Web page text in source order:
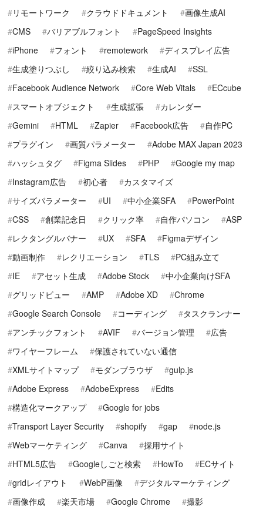
リモートワーク
クラウドドキュメント
画像生成AI
CMS
バリアブルフォント
PageSpeed Insights
iPhone
フォント remotework
ディスプレイ広告
生成塗りつぶし
絞り込み検索 生成AI
SSL
Facebook Audience Network
Core Web Vitals
ECcube
スマートオブジェクト
生成拡張
カレンダー
Gemini
HTML Zapier Facebook広告
自作PC
プラグイン
画質パラメーター
Adobe MAX Japan 2023
ハッシュタグ
Figma Slides PHP
Google my map
Instagram広告
初心者
カスタマイズ
サイズパラメーター
UI 中小企業SFA
PowerPoint
CSS
創業記念日 クリック率 自作パソコン
ASP
レクタングルバナー
UX SFA
Figmaデザイン
動画制作
レクリエーション TLS
PC組み立て
IE
アセット生成 Adobe Stock
中小企業向けSFA
グリッドビュー
AMP Adobe XD
Chrome
Google Search Console
コーディング
タスクランナー
アンチックフォント
AVIF バージョン管理
広告
ワイヤーフレーム
保護されていない通信
XMLサイトマップ
モダンブラウザ
gulp.js
Adobe Express
AdobeExpress
Edits
構造化マークアップ
Google for jobs
Transport Layer Security
shopify gap
node.js
Webマーケティング
Canva
採用サイト
HTML5広告
Googleしごと検索 HowTo
ECサイト
gridレイアウト
WebP画像
デジタルマーケティング
画像作成
楽天市場 Google Chrome 撮影